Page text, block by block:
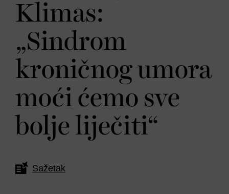
Klimas:
„Sindrom
kroničnog umora
moći ćemo sve
bolje liječiti“
Sažetak